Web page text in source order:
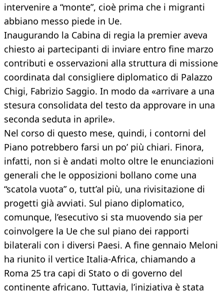
intervenire a “monte”, cioè prima che i migranti
abbiano messo piede in Ue.
Inaugurando la Cabina di regia la premier aveva
chiesto ai partecipanti di inviare entro fine marzo
contributi e osservazioni alla struttura di missione
coordinata dal consigliere diplomatico di Palazzo
Chigi, Fabrizio Saggio. In modo da «arrivare a una
stesura consolidata del testo da approvare in una
seconda seduta in aprile».
Nel corso di questo mese, quindi, i contorni del
Piano potrebbero farsi un po’ più chiari. Finora,
infatti, non si è andati molto oltre le enunciazioni
generali che le opposizioni bollano come una
“scatola vuota” o, tutt’al più, una rivisitazione di
progetti già avviati. Sul piano diplomatico,
comunque, l’esecutivo si sta muovendo sia per
coinvolgere la Ue che sul piano dei rapporti
bilaterali con i diversi Paesi. A fine gennaio Meloni
ha riunito il vertice Italia-Africa, chiamando a
Roma 25 tra capi di Stato o di governo del
continente africano. Tuttavia, l’iniziativa è stata